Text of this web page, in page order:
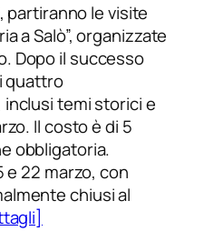
partiranno le visite
a Salò”, organizzate
Dopo il successo
quattro
temi storici e
Il costo è di 5
obbligatoria.
e 22 marzo, con
chiusi al